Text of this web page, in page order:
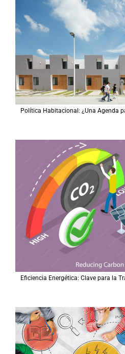
Política Habitacional: ¿Una Agenda
Eficiencia Energética: Clave para la